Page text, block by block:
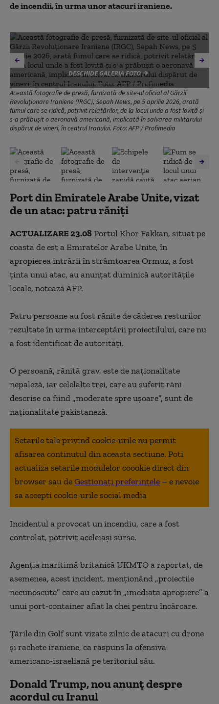
Bahrainul anunţă că Iranul a atacat două centrale
Șapte morți în Liban
Atacurile cu drone provoacă „pierderi semnificative” la
instalațiile energetice din Kuweit
Rămășițele carbonizate ale unei aeronave americane,
fotografiate la sud de Isfahan
Armata israeliană bombardează suburbiile Beirutului
Beirutului să se refugieze înaintea unui atac
„Pana de internet” din Iran, cea mai lungă înregistrată
vreodată la nivelul unei țări
Discuții între ministrul egiptean de Externe, Witkoff și
șeful diplomației iraniene
militarului american
Hezbollah susține că a atacat o navă israeliană
Complex petrochimic din Abu Dhabi oprit din cauza unor
incendii
Atacurile aeriene au provocat moartea a patru persoane
într-o zonă în care se credea că se află aviatorul
american dispărut
oprirea lui Trump
Noi detalii despre operațiunea de salvare a aviatorului
dispărut în Iran
Atât armata iraniană, cât și cetățenii țării se aflau în
căutarea aviatorului american dispărut
Trump mai spune că „zeci de aeronave” au fost trimise
pentru a-l salva pe aviatorul dispărut „din spatele liniilor
inamice”
„Niciun american nu a fost ucis în timpul operațiunii”,
afirmă Trump
Emiratele Arabe Unite anunţă că a activat sistemele de
apărare aeriană, după atacuri cu rachete şi drone
Kuwait - două centrale electrice şi de desalinizare au fost
atacate / Rachete iraniene lansate spre Israel
de incendii, în urma unor atacuri iraniene.
Această fotografie de presă, furnizată de site-ul oficial al Gărzii
Revoluționare Iraniene (IRGC), Sepah News, pe 5 aprilie 2026, arată
fumul care se ridică, potrivit relatărilor, de la locul unde a fost lovită și
s-a prăbușit o aeronavă americană, implicată în salvarea militarului
dispărut de vineri, în centrul Iranului. Foto: AFP / Profimedia
DESCHIDE GALERIA FOTO
Port din Emiratele Arabe Unite, vizat
de un atac: patru răniţi
ACTUALIZARE 23.08 Portul Khor Fakkan, situat pe
coasta de est a Emiratelor Arabe Unite, în
apropierea intrării în strâmtoarea Ormuz, a fost
ţinta unui atac, au anunţat duminică autorităţile
locale, notează AFP.
Patru persoane au fost rănite de căderea resturilor
rezultate în urma interceptării proiectilului, care nu
a fost identificat de autorităţi.
O persoană, rănită grav, este de naţionalitate
nepaleză, iar celelalte trei, care au suferit răni
descrise ca fiind „moderate spre uşoare”, sunt de
naţionalitate pakistaneză.
Setarile tale privind cookie-urile nu permit
afisarea continutul din aceasta sectiune. Poti
actualiza setarile modulelor coookie direct din
browser sau deGestionați preferințele – e nevoie
sa accepti cookie-urile social media
Incidentul a provocat un incendiu, care a fost
controlat, potrivit aceleiaşi surse.
Agenţia maritimă britanică UKMTO a raportat, de
asemenea, acest incident, menţionând „proiectile
necunoscute” care au căzut în „imediata apropiere” a
unui port-container aflat la chei pentru încărcare.
Ţările din Golf sunt vizate zilnic de atacuri cu drone
şi rachete iraniene, ca răspuns la ofensiva
americano-israeliană pe teritoriul său.
Donald Trump, nou anunț despre
acordul cu Iranul